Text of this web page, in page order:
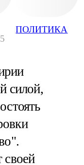
ПОЛИТИКА
силой,
своей